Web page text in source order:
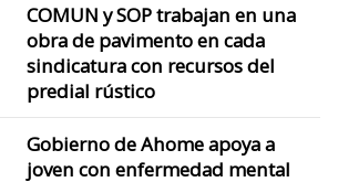
COMUN y SOP trabajan en una
obra de pavimento en cada
sindicatura con recursos del
predial rústico
Gobierno de Ahome apoya a
joven con enfermedad mental